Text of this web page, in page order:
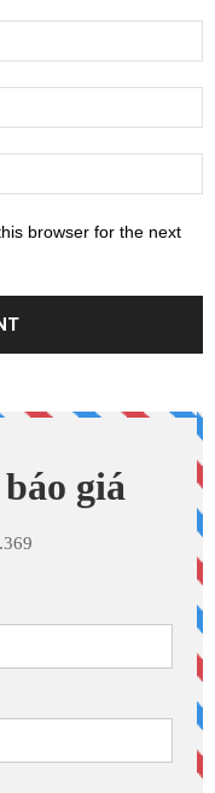
browser for the next